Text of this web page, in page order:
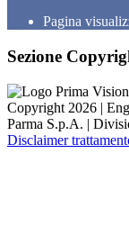
Pagina
Sezione
Copyright 2026 |
Parma S.p.A. |
Disclaimer